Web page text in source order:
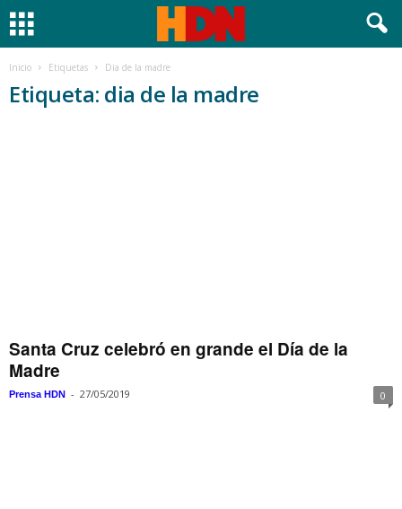
Inicio Etiquetas Dia de la madre
Etiqueta: dia de la madre
Santa Cruz celebró en grande el Día de la
Madre
Prensa HDN - 27/05/2019 0